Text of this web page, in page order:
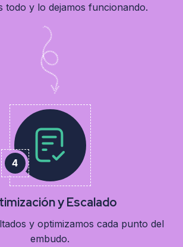
todo y lo dejamos funcionando.
y Escalado
y optimizamos cada punto del
embudo.